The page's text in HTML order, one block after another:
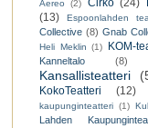
Aereo
(2) Cirko (24)
(13)
Espoonlahden
Collective (8) Gnab
Heli Meklin (1) KOM-
Kanneltalo (8)
Kansallisteatteri
KokoTeatteri (12)
kaupunginteatteri (1)
Lahden